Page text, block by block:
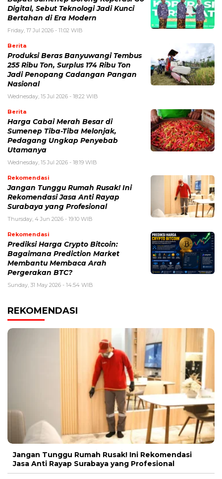
Digital, Sebut Teknologi Jadi Kunci
Bertahan di Era Modern
Friday, 17 Jul 2026 - 11:02 WIB
Berita
Produksi Beras Banyuwangi Tembus
255 Ribu Ton, Surplus 174 Ribu Ton
Jadi Penopang Cadangan Pangan
Nasional
Wednesday, 15 Jul 2026 - 18:22 WIB
Berita
Harga Cabai Merah Besar di
Sumenep Tiba-Tiba Melonjak,
Pedagang Ungkap Penyebab
Utamanya
Wednesday, 15 Jul 2026 - 18:19 WIB
Rekomendasi
Jangan Tunggu Rumah Rusak! Ini
Rekomendasi Jasa Anti Rayap
Surabaya yang Profesional
Thursday, 4 Jun 2026 - 19:10 WIB
Rekomendasi
Prediksi Harga Crypto Bitcoin:
Bagaimana Prediction Market
Membantu Membaca Arah
Pergerakan BTC?
Sunday, 31 May 2026 - 14:54 WIB
REKOMENDASI
Jangan Tunggu Rumah Rusak! Ini Rekomendasi
Jasa Anti Rayap Surabaya yang Profesional